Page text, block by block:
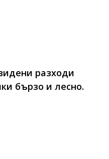
разходи
бързо и лесно.